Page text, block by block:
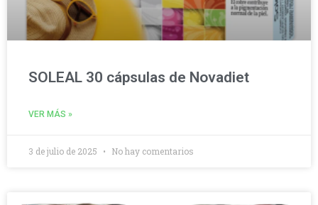
SOLEAL 30 cápsulas de Novadiet
VER MÁS »
3 de julio de 2025 No hay comentarios